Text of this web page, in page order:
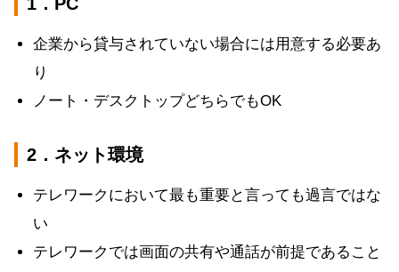
企業から貸与されていない場合には用意する必要あ
り
ノート・デスクトップどちらでもOK
2．ネット環境
テレワークにおいて最も重要と言っても過言ではな
い
テレワークでは画面の共有や通話が前提であること